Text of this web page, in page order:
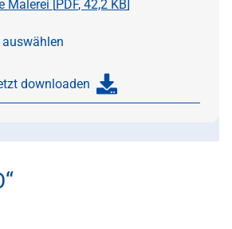
Malerei [PDF, 42,2 KB]
downloaden